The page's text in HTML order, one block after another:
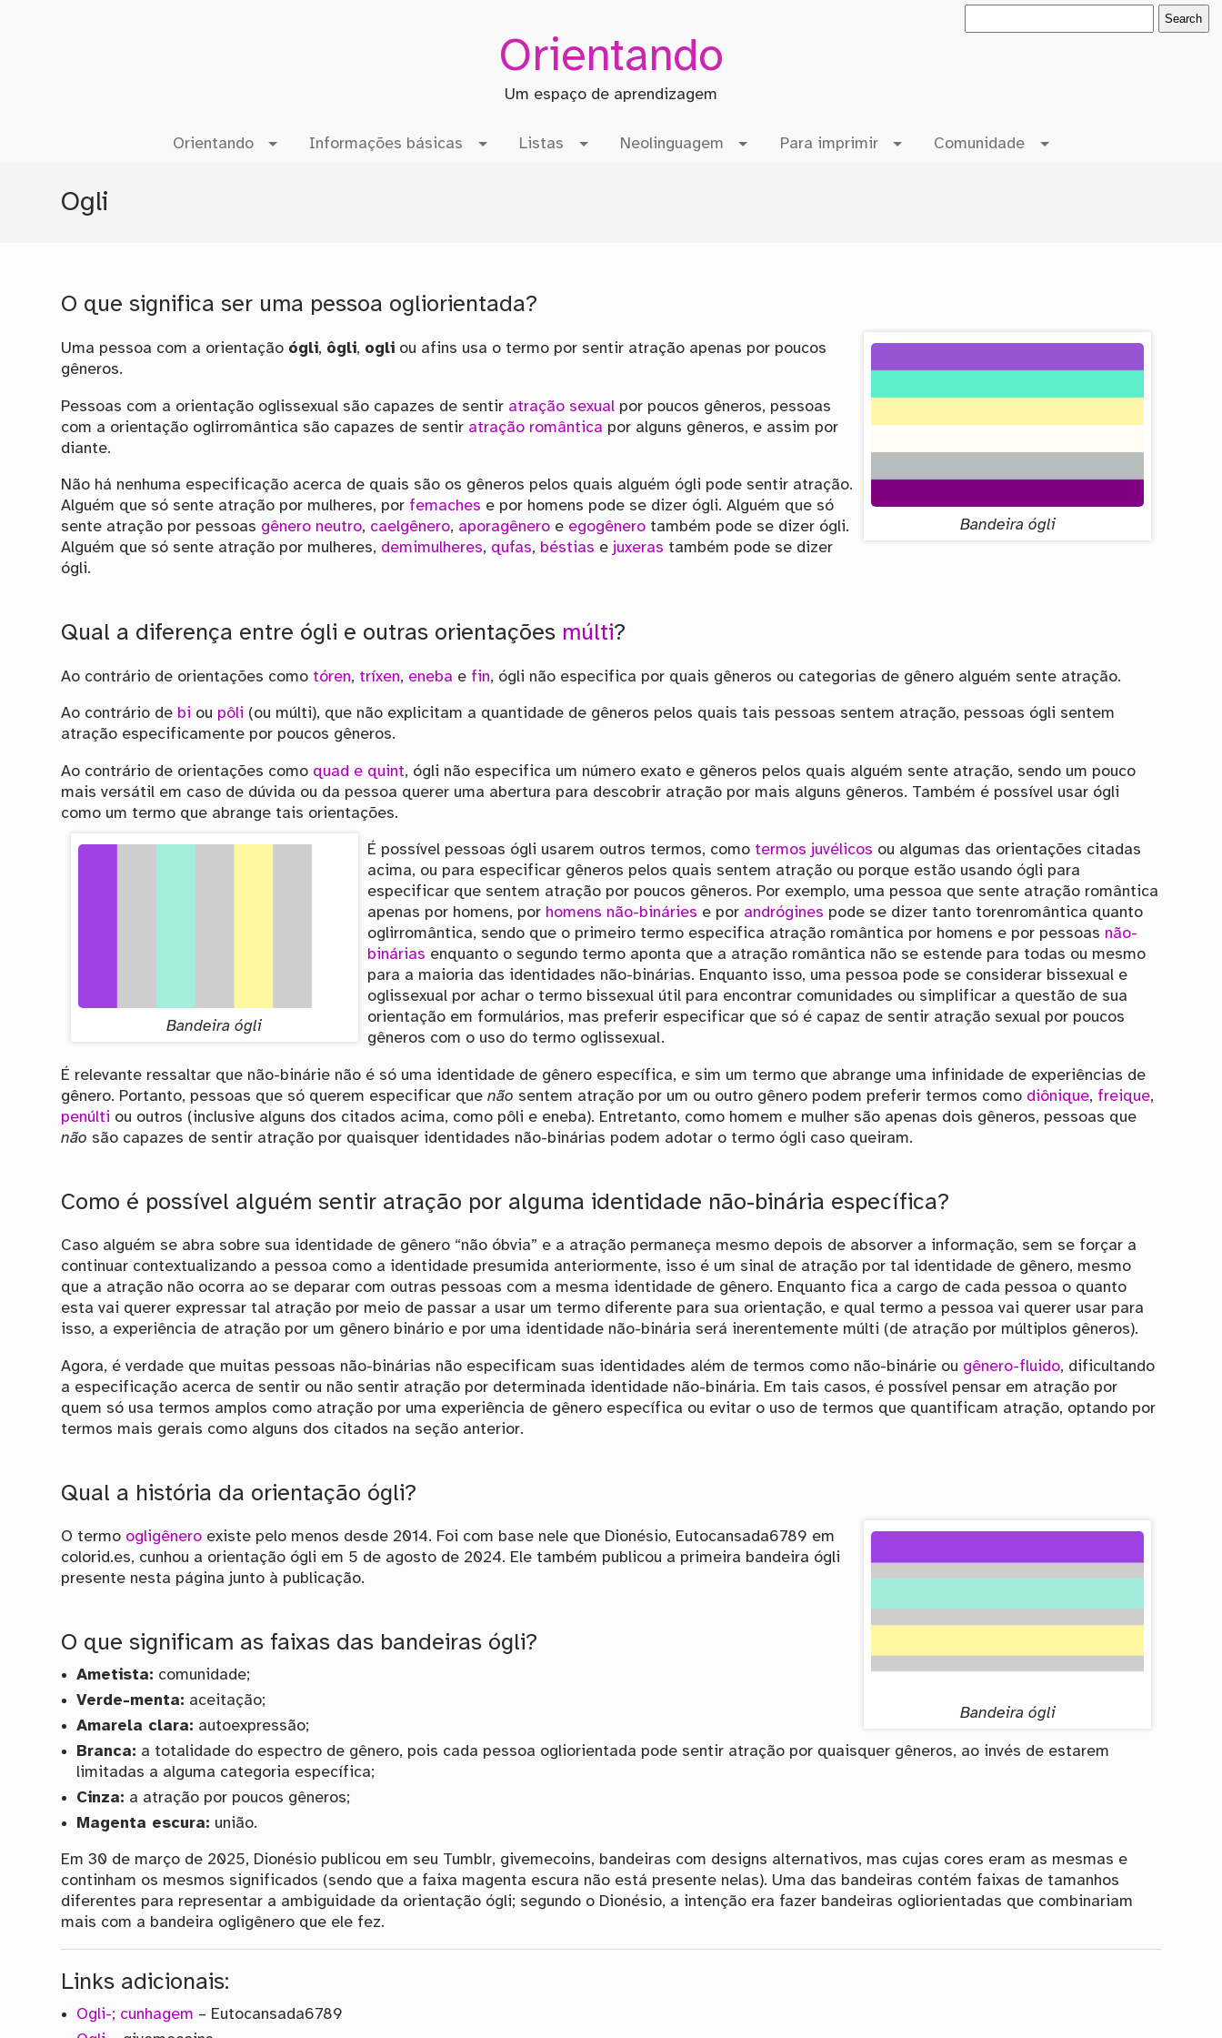
Orientando
Um espaço de aprendizagem
Orientando Informações básicas Listas Neolinguagem Para imprimir Comunidade
Ogli
O que significa ser uma pessoa ogliorientada?
Bandeira ógli
Uma pessoa com a orientação ógli, ôgli, ogli ou afins usa o termo por sentir atração apenas por poucos
gêneros.
Pessoas com a orientação oglissexual são capazes de sentir atração sexual por poucos gêneros, pessoas
com a orientação oglirromântica são capazes de sentir atração romântica por alguns gêneros, e assim por
diante.
Não há nenhuma especificação acerca de quais são os gêneros pelos quais alguém ógli pode sentir atração.
Alguém que só sente atração por mulheres, por femaches e por homens pode se dizer ógli. Alguém que só
sente atração por pessoas gênero neutro, caelgênero, aporagênero e egogênero também pode se dizer ógli.
Alguém que só sente atração por mulheres, demimulheres, qufas, béstias e juxeras também pode se dizer
ógli.
Qual a diferença entre ógli e outras orientações múlti?
Ao contrário de orientações como tóren, tríxen, eneba e fin, ógli não especifica por quais gêneros ou categorias de gênero alguém sente atração.
Ao contrário de bi ou pôli (ou múlti), que não explicitam a quantidade de gêneros pelos quais tais pessoas sentem atração, pessoas ógli sentem
atração especificamente por poucos gêneros.
Ao contrário de orientações como quad e quint, ógli não especifica um número exato e gêneros pelos quais alguém sente atração, sendo um pouco
mais versátil em caso de dúvida ou da pessoa querer uma abertura para descobrir atração por mais alguns gêneros. Também é possível usar ógli
como um termo que abrange tais orientações.
Bandeira ógli
É possível pessoas ógli usarem outros termos, como termos juvélicos ou algumas das orientações citadas
acima, ou para especificar gêneros pelos quais sentem atração ou porque estão usando ógli para
especificar que sentem atração por poucos gêneros. Por exemplo, uma pessoa que sente atração romântica
apenas por homens, por homens não-bináries e por andrógines pode se dizer tanto torenromântica quanto
oglirromântica, sendo que o primeiro termo especifica atração romântica por homens e por pessoas não-
binárias enquanto o segundo termo aponta que a atração romântica não se estende para todas ou mesmo
para a maioria das identidades não-binárias. Enquanto isso, uma pessoa pode se considerar bissexual e
oglissexual por achar o termo bissexual útil para encontrar comunidades ou simplificar a questão de sua
orientação em formulários, mas preferir especificar que só é capaz de sentir atração sexual por poucos
gêneros com o uso do termo oglissexual.
É relevante ressaltar que não-binárie não é só uma identidade de gênero específica, e sim um termo que abrange uma infinidade de experiências de
gênero. Portanto, pessoas que só querem especificar quenão sentem atração por um ou outro gênero podem preferir termos como diônique, freique,
penúlti ou outros (inclusive alguns dos citados acima, como pôli e eneba). Entretanto, como homem e mulher são apenas dois gêneros, pessoas que
não são capazes de sentir atração por quaisquer identidades não-binárias podem adotar o termo ógli caso queiram.
Como é possível alguém sentir atração por alguma identidade não-binária específica?
Caso alguém se abra sobre sua identidade de gênero “não óbvia” e a atração permaneça mesmo depois de absorver a informação, sem se forçar a
continuar contextualizando a pessoa como a identidade presumida anteriormente, isso é um sinal de atração por tal identidade de gênero, mesmo
que a atração não ocorra ao se deparar com outras pessoas com a mesma identidade de gênero. Enquanto fica a cargo de cada pessoa o quanto
esta vai querer expressar tal atração por meio de passar a usar um termo diferente para sua orientação, e qual termo a pessoa vai querer usar para
isso, a experiência de atração por um gênero binário e por uma identidade não-binária será inerentemente múlti (de atração por múltiplos gêneros).
Agora, é verdade que muitas pessoas não-binárias não especificam suas identidades além de termos como não-binárie ou gênero-fluido, dificultando
a especificação acerca de sentir ou não sentir atração por determinada identidade não-binária. Em tais casos, é possível pensar em atração por
quem só usa termos amplos como atração por uma experiência de gênero específica ou evitar o uso de termos que quantificam atração, optando por
termos mais gerais como alguns dos citados na seção anterior.
Qual a história da orientação ógli?
Bandeira ógli
O termo ogligênero existe pelo menos desde 2014. Foi com base nele que Dionésio, Eutocansada6789 em
colorid.es, cunhou a orientação ógli em 5 de agosto de 2024. Ele também publicou a primeira bandeira ógli
presente nesta página junto à publicação.
O que significam as faixas das bandeiras ógli?
Ametista: comunidade;
Verde-menta: aceitação;
Amarela clara: autoexpressão;
Branca: a totalidade do espectro de gênero, pois cada pessoa ogliorientada pode sentir atração por quaisquer gêneros, ao invés de estarem
limitadas a alguma categoria específica;
Cinza: a atração por poucos gêneros;
Magenta escura: união.
Em 30 de março de 2025, Dionésio publicou em seu Tumblr, givemecoins, bandeiras com designs alternativos, mas cujas cores eram as mesmas e
continham os mesmos significados (sendo que a faixa magenta escura não está presente nelas). Uma das bandeiras contém faixas de tamanhos
diferentes para representar a ambiguidade da orientação ógli; segundo o Dionésio, a intenção era fazer bandeiras ogliorientadas que combinariam
mais com a bandeira ogligênero que ele fez.
Links adicionais:
Ogli-; cunhagem – Eutocansada6789